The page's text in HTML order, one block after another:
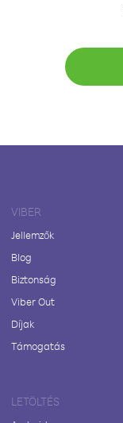
VIBER
Jellemzők
Blog
Biztonság
Viber Out
Díjak
Támogatás
LETÖLTÉS